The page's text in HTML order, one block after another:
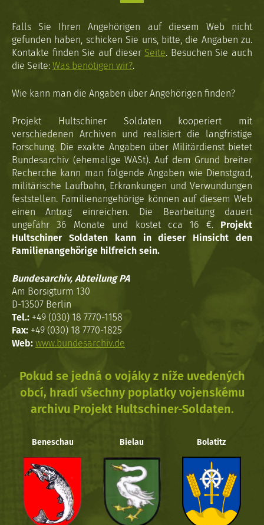
Falls Sie Ihren Angehörigen auf diesem Web nicht
gefunden haben, schicken Sie uns, bitte, die Angaben zu.
Kontakte finden Sie auf dieser Seite. Besuchen Sie auch
die Seite: Was benötigen wir?.
Wie kann man die Angaben über Angehörigen finden?
Projekt Hultschiner Soldaten kooperiert mit
verschiedenen Archiven und realisiert die langfristige
Forschung. Die exakte Angaben über Militärdienst bietet
Bundesarchiv (ehemalige WASt). Auf dem Grund breiter
Recherche kann man folgende Angaben wie Dienstgrad,
militärische Laufbahn, Erkrankungen und Verwundungen
feststellen. Familienangehörige können auf diesem Web
einen Antrag einreichen. Die Bearbeitung dauert
ungefähr 36 Monate und kostet cca 16 €. Projekt
Hultschiner Soldaten kann in dieser Hinsicht den
Familienangehörige hilfreich sein.
Bundesarchiv, Abteilung PA
Am Borsigturm 130
D-13507 Berlin
Tel.: +49 (030) 18 7770-1158
Fax: +49 (030) 18 7770-1825
Web: www.bundesarchiv.de
Pokud se jedná o vojáky z níže uvedených
obcí, hradí všechny poplatky vojenskému
archivu Projekt Hultschiner-Soldaten.
Beneschau Bielau Bolatitz